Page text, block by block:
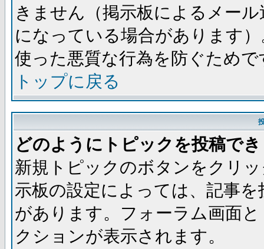
きません（掲示板によるメー
になっている場合があります
使った悪質な行為を防ぐためで
トップに戻る
どのようにトピックを投稿で
新規トピックのボタンをクリ
示板の設定によっては、記事
があります。フォーラム画面
クションが表示されます。